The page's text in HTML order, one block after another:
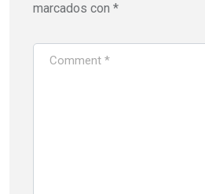
marcados con *